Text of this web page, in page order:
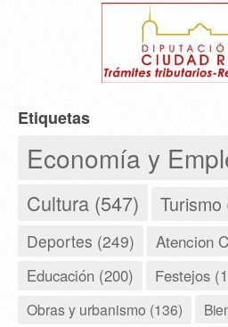
Etiquetas
Economía y
Cultura (547) Turismo
Deportes (249) Atencion
Educación (200) Festejos
Obras y urbanismo (136)